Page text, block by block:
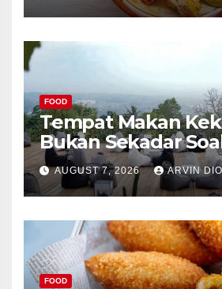
FOOD
Tempat Makan
Bukan Sekadar
AUGUST 7, 2026 ARVIN DIO
FOOD